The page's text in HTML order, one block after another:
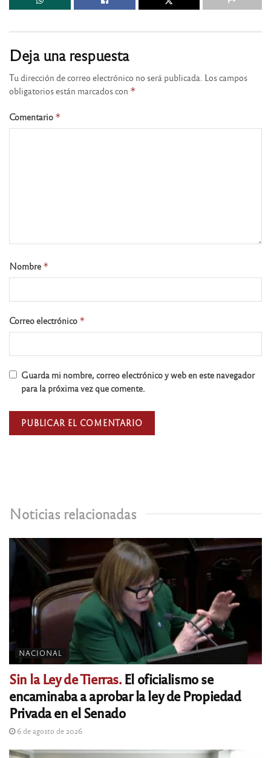
Noticias relacionadas
NACIONAL
Sin la Ley de Tierras.El oficialismo se
encaminaba a aprobar la ley de Propiedad
Privada en el Senado
6 de agosto de 2026
Deja una respuesta
Tu dirección de correo electrónico no será publicada. Los campos
obligatorios están marcados con *
Comentario *
Nombre *
Correo electrónico *
Guarda mi nombre, correo electrónico y web en este navegador
para la próxima vez que comente.